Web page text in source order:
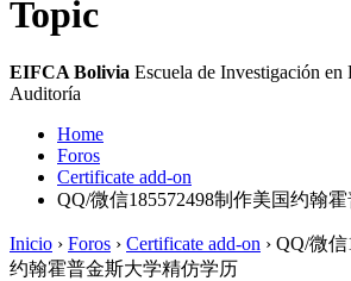
Topic
EIFCA Bolivia Escuela de Investigación
Auditoría
Home
Foros
Certificate add-on
QQ/微信185572498制作美国约翰
Inicio › Foros › Certificate add-on › QQ/微信
约翰霍普金斯大学精仿学历